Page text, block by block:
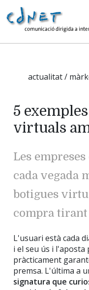
actualitat /
5
virtuals
Les
cada vegada
botigues
compra tirant
L'usuari està cada
i el seu ús i
pràcticament
premsa. L'última a
signatura que